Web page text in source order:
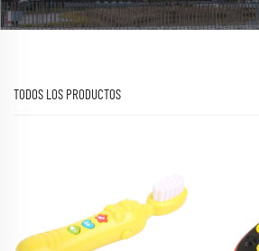
TODOS LOS PRODUCTOS